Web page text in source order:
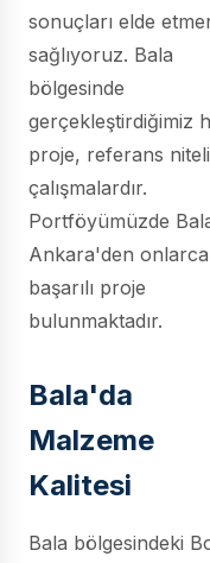
sonuçları elde
sağlıyoruz. Bala
bölgesinde
gerçekleştirdiğimiz
proje, referans
çalışmalardır.
Portföyümüzde
Ankara'den onlarca
başarılı proje
bulunmaktadır.
Bala'da
Malzeme
Kalitesi
Bala bölgesindeki